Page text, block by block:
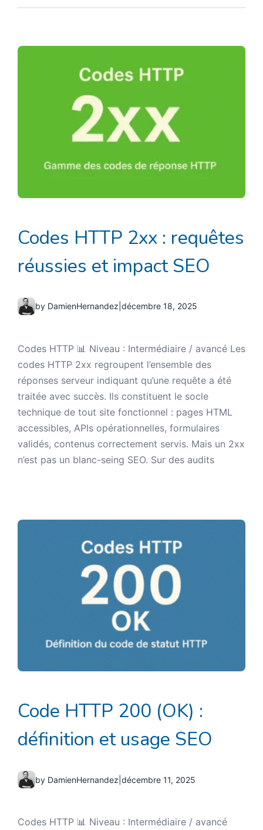
Codes HTTP 2xx : requêtes
réussies et impact SEO
by DamienHernandez décembre 18, 2025
Codes HTTP 📊 Niveau : Intermédiaire / avancé Les
codes HTTP 2xx regroupent l’ensemble des
réponses serveur indiquant qu’une requête a été
traitée avec succès. Ils constituent le socle
technique de tout site fonctionnel : pages HTML
accessibles, APIs opérationnelles, formulaires
validés, contenus correctement servis. Mais un 2xx
n’est pas un blanc-seing SEO. Sur des audits
Code HTTP 200 (OK) :
définition et usage SEO
by DamienHernandez décembre 11, 2025
Codes HTTP 📊 Niveau : Intermédiaire / avancé